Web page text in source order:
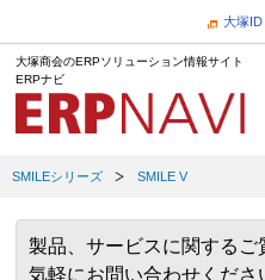
大塚ID
大塚商会のERPソリューション情報サイト
ERPナビ
SMILEシリーズ SMILE V
製品、サービスに関する
気軽にお問い合わせくださ